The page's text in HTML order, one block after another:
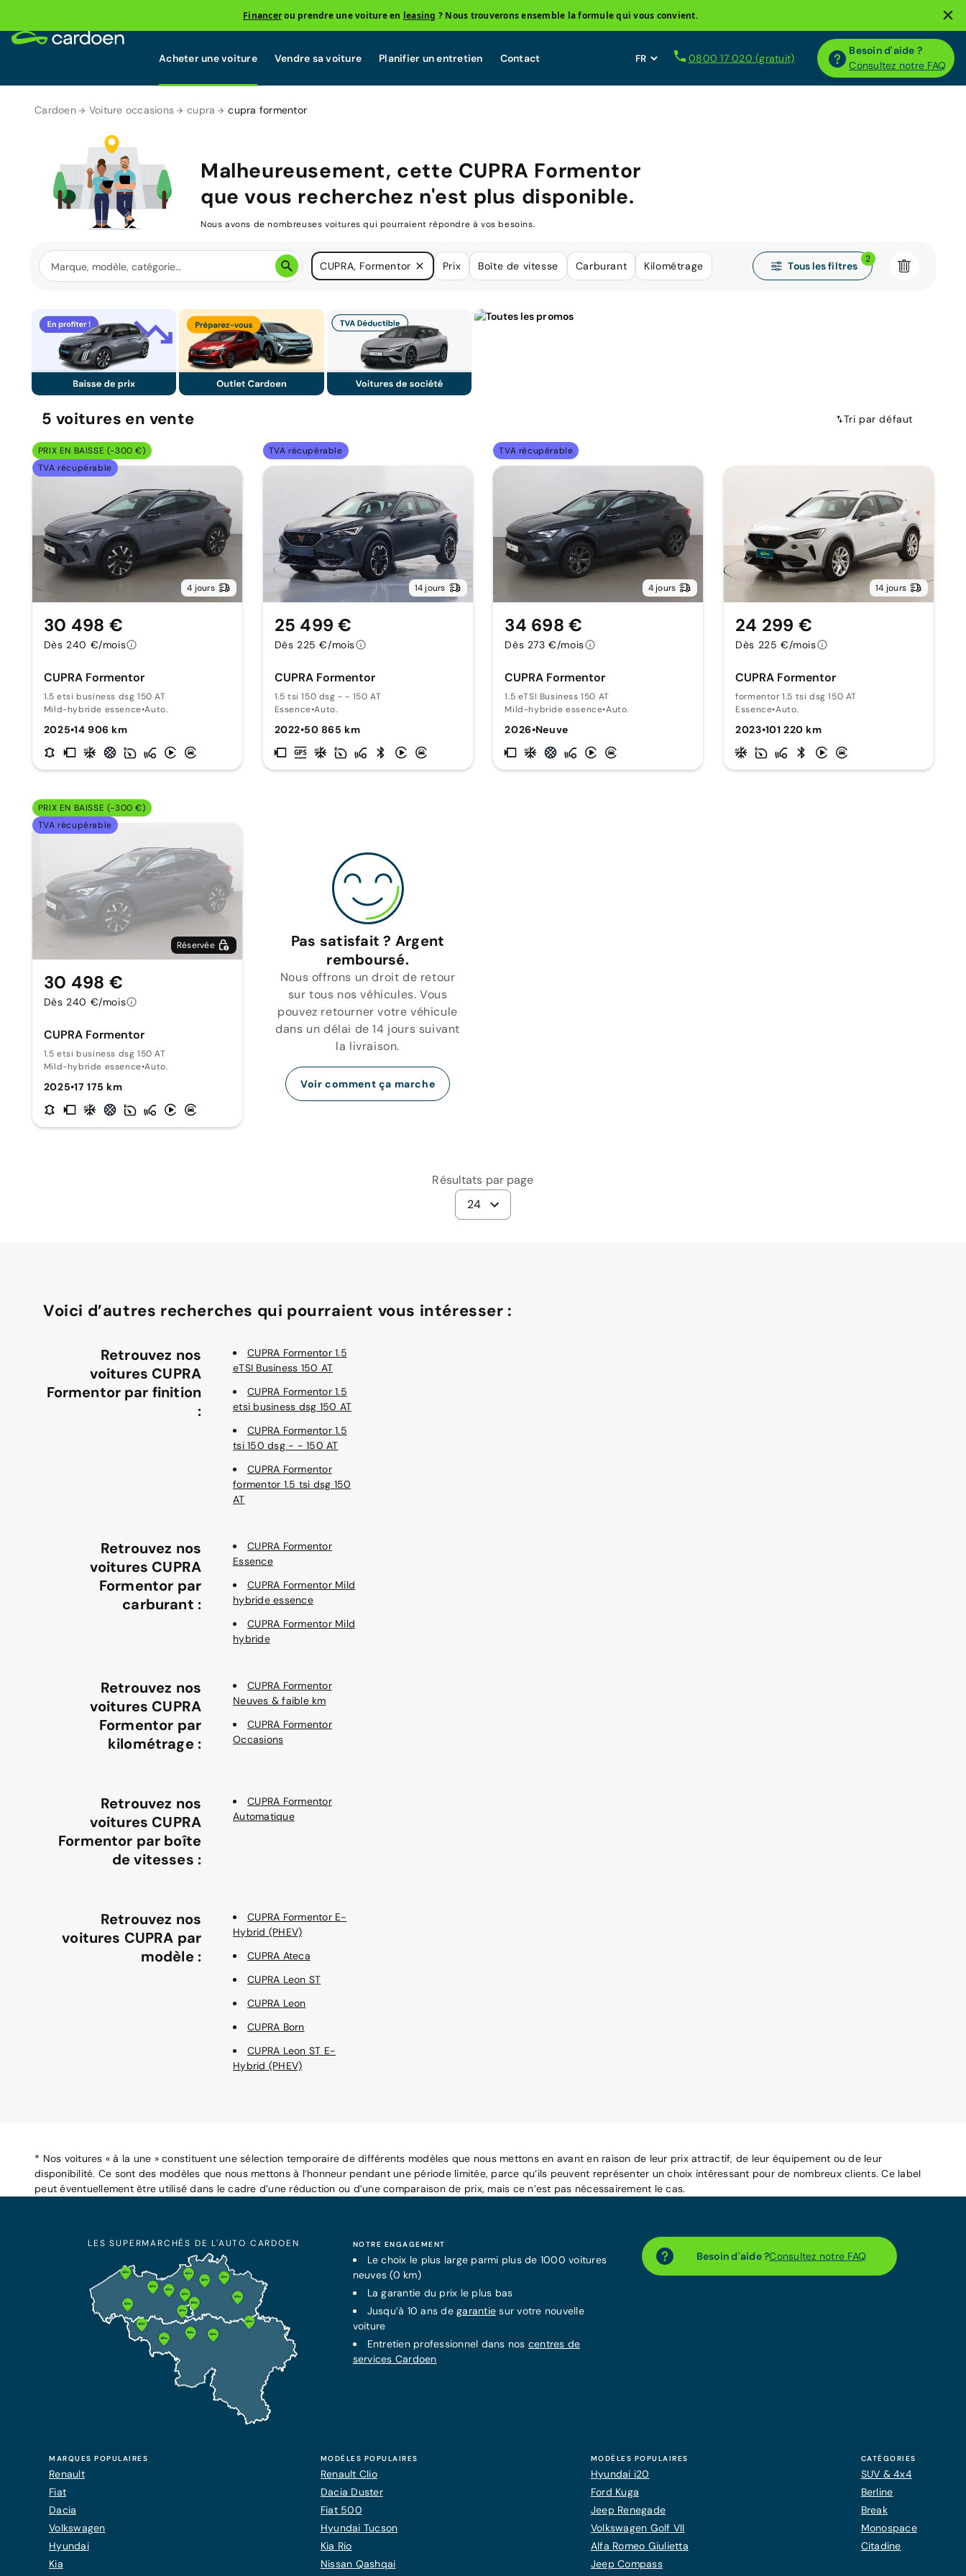
Financerou prendre une voiture en leasing ? Nous trouverons ensemble la formule qui vous convient.
Acheter une voiture Vendre sa voiture Planifier un entretien Contact 0800 17 020 (gratuit)
Besoin d'aide ?
Consultez notre FAQ
Cardoen Voiture occasions cupra cupra formentor
Malheureusement, cette CUPRA Formentor
que vous recherchez n'est plus disponible.
Nous avons de nombreuses voitures qui pourraient répondre à vos besoins.
CUPRA, Formentor Prix Boîte de vitesse Carburant Kilométrage Tous les filtres
2
5 voitures en vente Tri par défaut
PRIX EN BAISSE (-300 €)
TVA récupérable
4 jours
CUPRA Formentor
1.5 etsi business dsg 150 AT
Mild-hybride essence•Auto.
2025•14 906 km
30 498 €
Dès 240 €/mois
TVA récupérable
14 jours
CUPRA Formentor
1.5 tsi 150 dsg - - 150 AT
Essence•Auto.
2022•50 865 km
25 499 €
Dès 225 €/mois
TVA récupérable
4 jours
CUPRA Formentor
1.5 eTSI Business 150 AT
Mild-hybride essence•Auto.
2026•Neuve
34 698 €
Dès 273 €/mois
14 jours
CUPRA Formentor
formentor 1.5 tsi dsg 150 AT
Essence•Auto.
2023•101 220 km
24 299 €
Dès 225 €/mois
PRIX EN BAISSE (-300 €)
TVA récupérable
Réservée
CUPRA Formentor
1.5 etsi business dsg 150 AT
Mild-hybride essence•Auto.
2025•17 175 km
30 498 €
Dès 240 €/mois
Pas satisfait ? Argent
remboursé.
Nous offrons un droit de retour
sur tous nos véhicules. Vous
pouvez retourner votre véhicule
dans un délai de 14 jours suivant
la livraison.
Voir comment ça marche
Résultats par page
24
Voici d’autres recherches qui pourraient vous intéresser :
Retrouvez nos
voitures CUPRA
Formentor par finition
:
CUPRA Formentor 1.5
eTSI Business 150 AT
CUPRA Formentor 1.5
etsi business dsg 150 AT
CUPRA Formentor 1.5
tsi 150 dsg - - 150 AT
CUPRA Formentor
formentor 1.5 tsi dsg 150
AT
Retrouvez nos
voitures CUPRA
Formentor par
carburant :
CUPRA Formentor
Essence
CUPRA Formentor Mild
hybride essence
CUPRA Formentor Mild
hybride
Retrouvez nos
voitures CUPRA
Formentor par
kilométrage :
CUPRA Formentor
Neuves & faible km
CUPRA Formentor
Occasions
Retrouvez nos
voitures CUPRA
Formentor par boîte
de vitesses :
CUPRA Formentor
Automatique
Retrouvez nos
voitures CUPRA par
modèle :
CUPRA Formentor E-
Hybrid (PHEV)
CUPRA Ateca
CUPRA Leon ST
CUPRA Leon
CUPRA Born
CUPRA Leon ST E-
Hybrid (PHEV)
* Nos voitures « à la une » constituent une sélection temporaire de différents modèles que nous mettons en avant en raison de leur prix attractif, de leur équipement ou de leur
disponibilité. Ce sont des modèles que nous mettons à l’honneur pendant une période limitée, parce qu’ils peuvent représenter un choix intéressant pour de nombreux clients. Ce label
peut éventuellement être utilisé dans le cadre d’une réduction ou d’une comparaison de prix, mais ce n’est pas nécessairement le cas.
Besoin d'aide ?Consultez notre FAQ
NOTRE ENGAGEMENT
Le choix le plus large parmi plus de 1000 voitures
neuves (0 km)
Lagarantie du prix le plus bas
Jusqu’à 10 ans degarantie sur votre nouvelle
voiture
Entretien professionnel dans nos centres de
services Cardoen
LES SUPERMARCHÉS DE L'AUTO CARDOEN
MARQUES POPULAIRES
Renault
Fiat
Dacia
Volkswagen
Hyundai
Kia
MODÈLES POPULAIRES
Renault Clio
Dacia Duster
Fiat 500
Hyundai Tucson
Kia Rio
Nissan Qashqai
MODÈLES POPULAIRES
Hyundai i20
Ford Kuga
Jeep Renegade
Volkswagen Golf VII
Alfa Romeo Giulietta
Jeep Compass
CATÉGORIES
SUV & 4x4
Berline
Break
Monospace
Citadine